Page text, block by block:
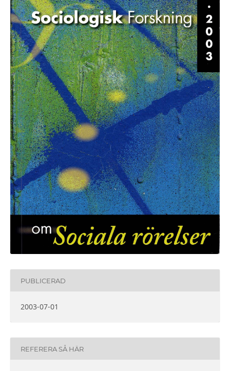
PUBLICERAD
2003-07-01
REFERERA SÅ HÄR